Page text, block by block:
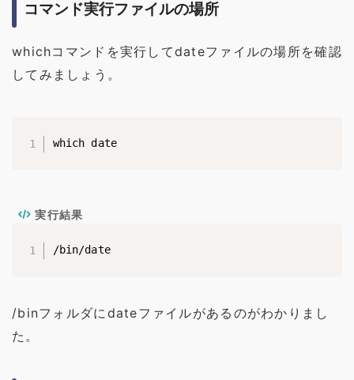
コマンド実行ファイルの場所
whichコマンドを実行してdateファイルの場所を確認
してみましょう。
which date
実行結果
/bin/date
/binフォルダにdateファイルがあるのがわかりまし
た。